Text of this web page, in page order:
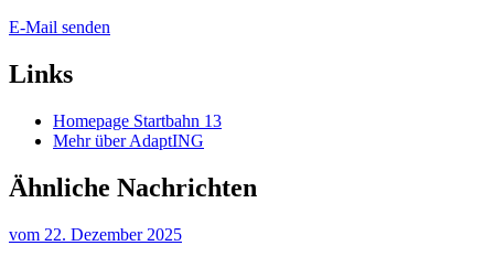
E-Mail senden
Links
Homepage Startbahn 13
Mehr über AdaptING
Ähnliche Nachrichten
vom 22. Dezember 2025